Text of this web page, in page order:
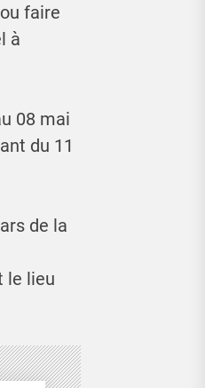
faire
à
08 mai
du 11
de la
le lieu